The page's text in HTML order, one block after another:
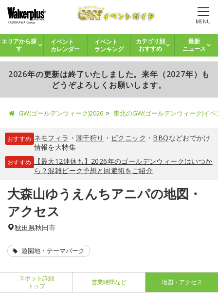
MENU
エリアから探
す
イベント
カレンダー
イベント
ランキング
カテゴリ別
おすすめ
最新
ニュース
2026年の更新は終了いたしました。来年（2027年）も
どうぞよろしくお願いします。
GW(ゴールデンウィーク)2026 東北のGW(ゴールデンウィーク)イ
おすすめ ネモフィラ ・ 潮干狩り ・ ピクニック ・ BBQなどおでかけ
情報を大特集
おすすめ
【最大12連休も】2026年のゴールデンウィークはいつか
ら？混雑ピーク予想と回避術をご紹介
大森山ゆうえんちアニパの地図・
アクセス
秋田県秋田市
遊園地・テーマパーク
スポット詳細
トップ
営業時間など 地図・アクセス